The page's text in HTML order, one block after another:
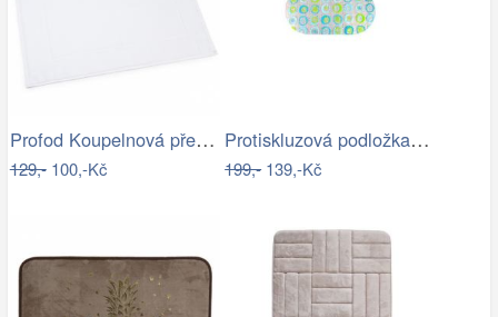
Profod Koupelnová předložka 2S bílá…
129,-100,-Kč
Protiskluzová podložka do koupelny…
199,-139,-Kč